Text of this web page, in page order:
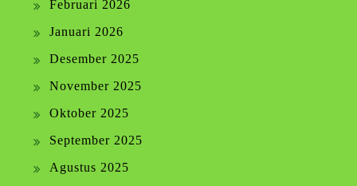
Februari 2026
Januari 2026
Desember 2025
November 2025
Oktober 2025
September 2025
Agustus 2025